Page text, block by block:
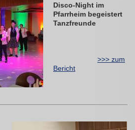
Disco-Night im
Pfarrheim begeistert
Tanzfreunde
>>> zum
Bericht